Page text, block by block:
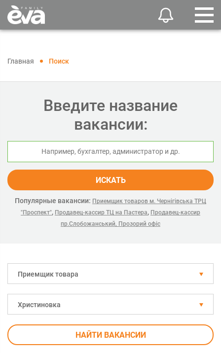
Главная Поиск
Введите название
вакансии:
ИСКАТЬ
Популярные вакансии: Приемщик товаров м. Чернігівська ТРЦ
"Проспект", Продавец-кассир ТЦ на Пастера, Продавец-кассир
пр.Слобожанський, Прозорий офіс
Приемщик товара
Христиновка
НАЙТИ ВАКАНСИИ